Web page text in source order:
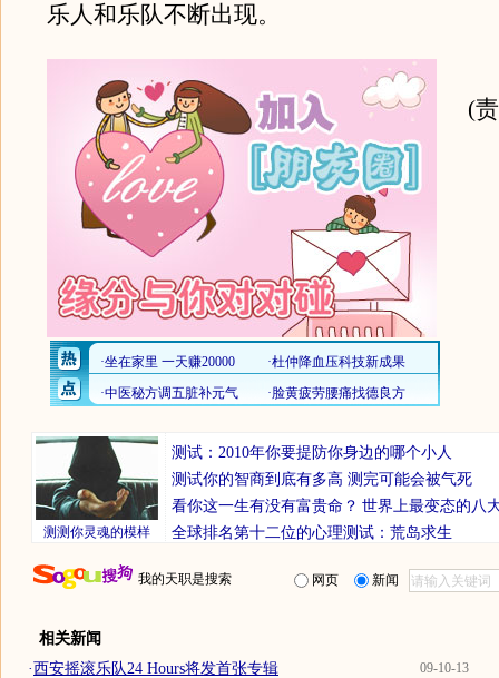
乐人和乐队不断出现。
(
测测你灵魂的模样
测试：2010年你要提防你身边的哪个小人
测试你的智商到底有多高 测完可能会被气死
看你这一生有没有富贵命？ 世界上最变态的八
全球排名第十二位的心理测试：荒岛求生
我的天职是搜索 网页 新闻
相关新闻
09-10-13
·西安摇滚乐队24 Hours将发首张专辑